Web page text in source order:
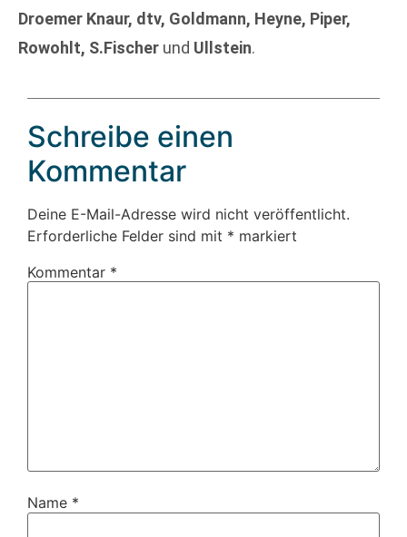
Droemer Knaur, dtv, Goldmann, Heyne, Piper,
Rowohlt, S.Fischer und Ullstein.
Schreibe einen
Kommentar
Deine E-Mail-Adresse wird nicht veröffentlicht.
Erforderliche Felder sind mit * markiert
Kommentar *
Name *